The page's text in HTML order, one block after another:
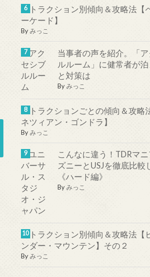
アトラクション別傾向＆攻略法【
ーケード】
Byみっこ
当事者の声を紹介。「
ルルーム」に健常者が
と対策は
Byみっこ
アトラクションごとの傾向＆攻略
ネツィアン・ゴンドラ】
Byみっこ
こんなに違う！TDRマ
ズニーとUSJを徹底比較
《ハード編》
Byみっこ
アトラクション別傾向＆攻略法【
ンダー・マウンテン】その２
Byみっこ